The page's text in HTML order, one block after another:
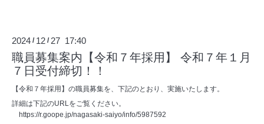
2024 / 12 / 27 17:40
職員募集案内【令和７年採用】 令和７年１月
７日受付締切！！
【令和７年採用】の職員募集を、下記のとおり、実施いたします。
詳細は下記のURLをご覧ください。
https://r.goope.jp/nagasaki-saiyo/info/5987592